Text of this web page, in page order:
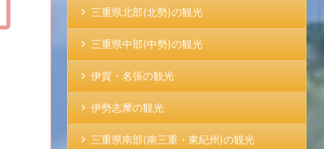
三重県北部(北勢)の観光
三重県中部(中勢)の観光
伊賀・名張の観光
伊勢志摩の観光
三重県南部(南三重・東紀州)の観光